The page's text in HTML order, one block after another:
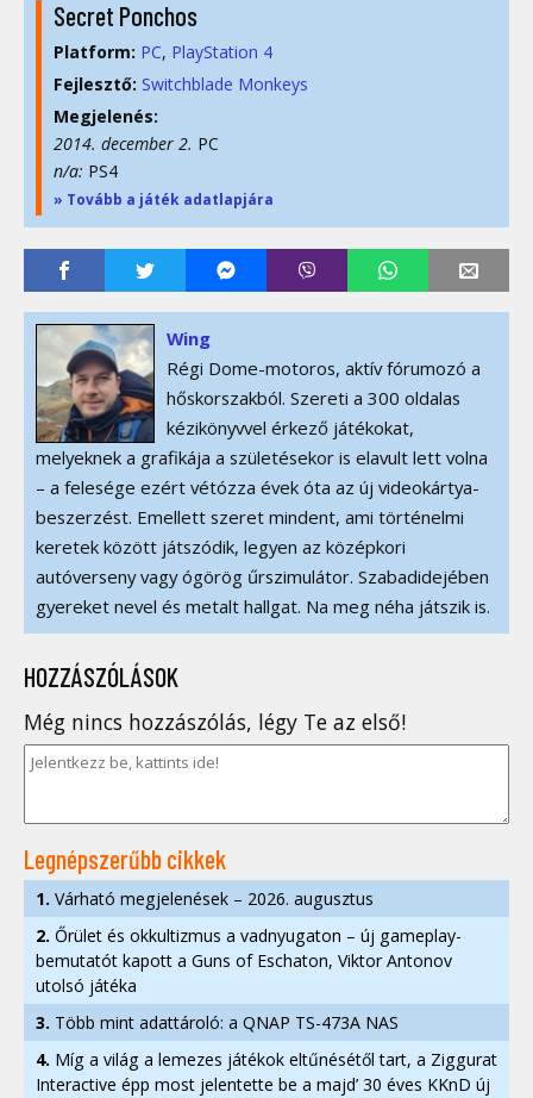
Secret Ponchos
Platform: PC PlayStation 4
Fejlesztő: Switchblade Monkeys
Megjelenés:
2014. december 2. PC
n/a: PS4
» Tovább a játék adatlapjára
Wing
Régi Dome-motoros, aktív fórumozó a
hőskorszakból. Szereti a 300 oldalas
kézikönyvvel érkező játékokat,
melyeknek a grafikája a születésekor is elavult lett volna
– a felesége ezért vétózza évek óta az új videokártya-
beszerzést. Emellett szeret mindent, ami történelmi
keretek között játszódik, legyen az középkori
autóverseny vagy ógörög űrszimulátor. Szabadidejében
gyereket nevel és metalt hallgat. Na meg néha játszik is.
HOZZÁSZÓLÁSOK
Még nincs hozzászólás, légy Te az első!
Legnépszerűbb cikkek
1. Várható megjelenések – 2026. augusztus
2. Őrület és okkultizmus a vadnyugaton – új gameplay-
bemutatót kapott a Guns of Eschaton, Viktor Antonov
utolsó játéka
3. Több mint adattároló: a QNAP TS-473A NAS
4. Míg a világ a lemezes játékok eltűnésétől tart, a Ziggurat
Interactive épp most jelentette be a majd’ 30 éves KKnD új